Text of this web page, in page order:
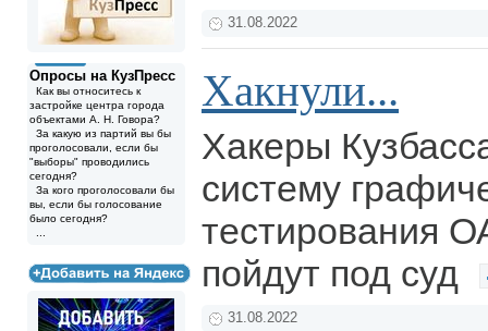
Опросы на КузПресс
Как вы относитесь к
застройке центра города
объектами А. Н. Говора?
За какую из партий вы бы
проголосовали, если бы
"выборы" проводились
сегодня?
За кого проголосовали бы
вы, если бы голосование
было сегодня?
31.08.2022
Хакнули...
Хакеры
систему
тестирования
пойдут под суд
31.08.2022